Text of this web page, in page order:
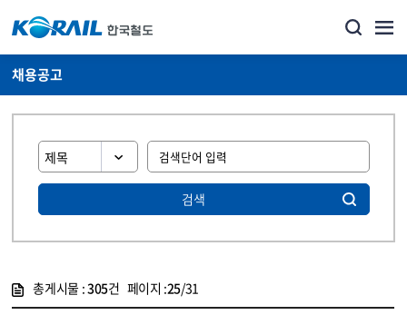
채용공고
검색
총게시물 :305건 페이지 :25/31